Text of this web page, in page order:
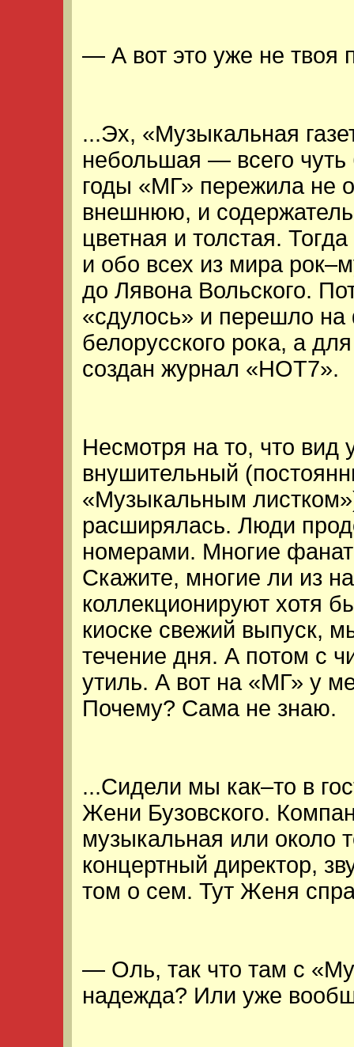
— А вот это уже не твоя
...Эх, «Музыкальная
небольшая — всего чуть
годы «МГ» пережила не
внешнюю, и
цветная и толстая.
и обо всех из мира
до Лявона Вольского.
«сдулось» и перешло
белорусского рока, а
создан журнал «НОТ7».
Несмотря на то, что
внушительный
«Музыкальным
расширялась. Люди
номерами. Многие
Скажите, многие ли из
коллекционируют хотя
киоске свежий выпуск,
течение дня. А потом с
утиль. А вот на «МГ» у
Почему? Сама не знаю.
...Сидели мы как–то в
Жени Бузовского.
музыкальная или около
концертный директор,
том о сем. Тут Женя
— Оль, так что там с
надежда? Или уже